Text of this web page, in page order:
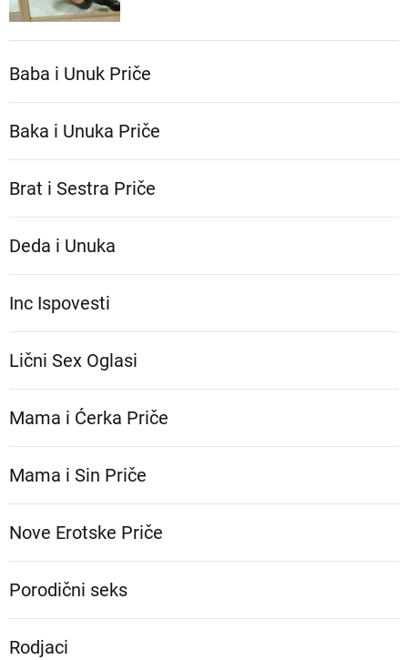
Baba i Unuk Priče
Baka i Unuka Pričе
Brat i Sestra Priče
Deda i Unuka
Inc Ispovesti
Lični Sex Oglasi
Mama i Ćerka Priče
Mama i Sin Priče
Nove Erotske Priče
Porodični seks
Rodjaci